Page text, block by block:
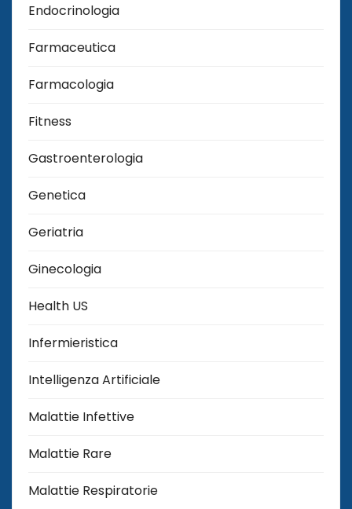
Endocrinologia
Farmaceutica
Farmacologia
Fitness
Gastroenterologia
Genetica
Geriatria
Ginecologia
Health US
Infermieristica
Intelligenza Artificiale
Malattie Infettive
Malattie Rare
Malattie Respiratorie